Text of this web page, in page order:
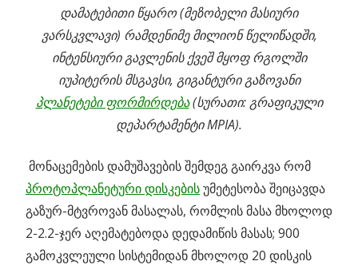
დამატებითი წყარო (მეზობელი მასიური
ვარსკვლავი) რამდენიმე მილიონ წელიწადში,
ინტენსიური გავლენის ქვეშ მყოფ რგოლში
იუპიტერის მსგავსი, გიგანტური გაზოვანი
პლანეტები ფორმირდება(სურათი: გრაფიკული
დეპარტამენტი MPIA).
მონაცემების დამუშავების შემდეგ გაირკვა რომ
პროტოპლანეტური დისკებისუმეტესობა შეიცავდა
გაზურ-მტვროვან მასალას, რომლის მასა მხოლოდ
2-2.2-ჯერ აღემატებოდა დედამიწის მასას; 900
გამოკვლეული სისტემიდან მხოლოდ 20 დისკის